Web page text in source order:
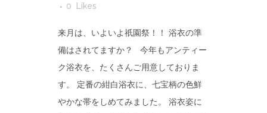
0
Likes
来月は、いよいよ祇園祭！！ 浴衣の準
備はされてますか？ 今年もアンティー
ク浴衣を、たくさんご用意しておりま
す。 定番の紺白浴衣に、七宝柄の色鮮
やかな帯をしめてみました。 浴衣姿に